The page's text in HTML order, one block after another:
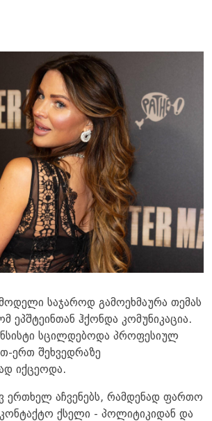
საჯაროდ გამოეხმაურა თემას
ეპშტეინთან ჰქონდა კომუნიკაცია.
სცილდებოდა პროფესიულ
ერთ შეხვედრაზე
იქცეოდა.
ერთხელ აჩვენებს, რამდენად ფართო
ქსელი - პოლიტიკიდან და